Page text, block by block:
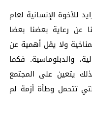
للأخوة الإنسانية لعام
عن رعاية بعضنا بعضا
ولا يقل أهمية عن
والدبلوماسية. فكما
يتعين على المجتمع
تتحمل وطأة أزمة لم